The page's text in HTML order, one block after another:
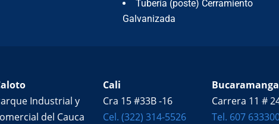
Tubería (poste) Cerramiento
Galvanizada
Industrial y
del Cauca
Cali
Cra 15 #33B -16
Cel. (322) 314-5526
Bucaramanga
Carrera 11 #
Tel. 607